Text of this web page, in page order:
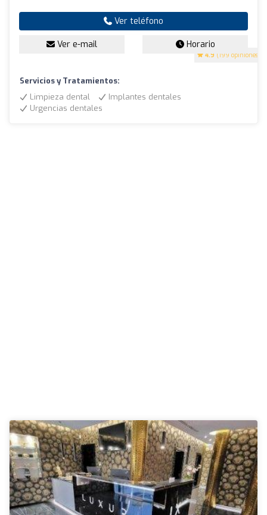
4.9 (199 opiniones)
Ver teléfono
Ver e-mail Horario
Servicios y Tratamientos:
Limpieza dental
Implantes dentales
Urgencias dentales